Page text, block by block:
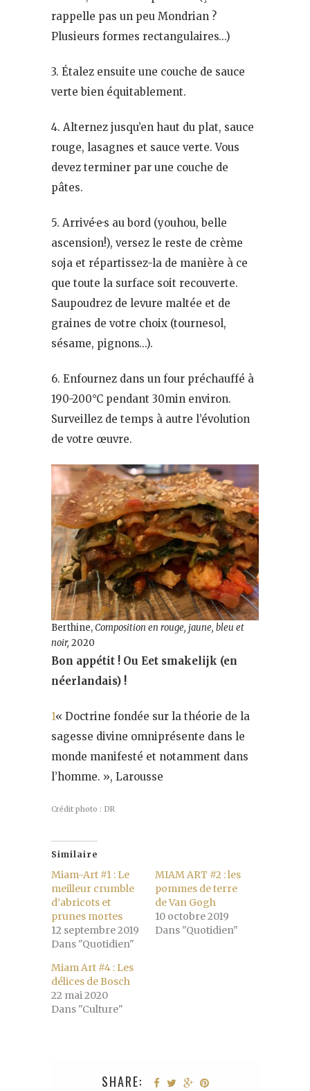
rappelle pas un peu Mondrian ?
Plusieurs formes rectangulaires…)
3. Étalez ensuite une couche de sauce
verte bien équitablement.
4. Alternez jusqu’en haut du plat, sauce
rouge, lasagnes et sauce verte. Vous
devez terminer par une couche de
pâtes.
5. Arrivé·e·s au bord (youhou, belle
ascension!), versez le reste de crème
soja et répartissez-la de manière à ce
que toute la surface soit recouverte.
Saupoudrez de levure maltée et de
graines de votre choix (tournesol,
sésame, pignons…).
6. Enfournez dans un four préchauffé à
190-200°C pendant 30min environ.
Surveillez de temps à autre l’évolution
de votre œuvre.
Berthine,Composition en rouge, jaune, bleu et
noir, 2020
Bon appétit ! Ou Eet smakelijk (en
néerlandais) !
1« Doctrine fondée sur la théorie de la
sagesse divine omniprésente dans le
monde manifesté et notamment dans
l’homme. », Larousse
Crédit photo : DR
Similaire
Miam-Art #1 : Le
meilleur crumble
d’abricots et
prunes mortes
12 septembre 2019
Dans "Quotidien"
MIAM ART #2 : les
pommes de terre
de Van Gogh
10 octobre 2019
Dans "Quotidien"
Miam Art #4 : Les
délices de Bosch
22 mai 2020
Dans "Culture"
SHARE: